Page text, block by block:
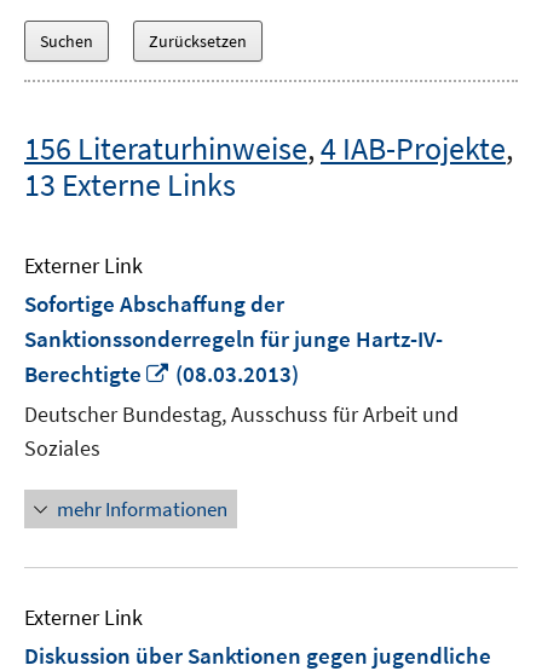
156 Literaturhinweise,4 IAB-Projekte,
13 Externe Links
Externer Link
Sofortige Abschaffung der
Sanktionssonderregeln für junge Hartz-IV-
Berechtigte
In
neuem
Fenster
(08.03.2013)
Deutscher Bundestag, Ausschuss für Arbeit und
Soziales
mehr Informationen
Externer Link
Diskussion über Sanktionen gegen jugendliche